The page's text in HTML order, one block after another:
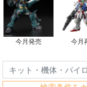
今月発売 今月
索
グ
レ